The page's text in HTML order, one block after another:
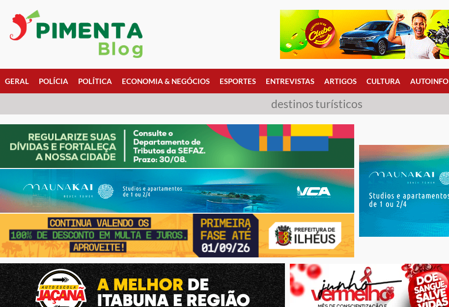
GERAL POLÍCIA POLÍTICA ECONOMIA & NEGÓCIOS ESPORTES ENTREVISTAS ARTIGOS CULTURA AUTOINFO
destinos turísticos